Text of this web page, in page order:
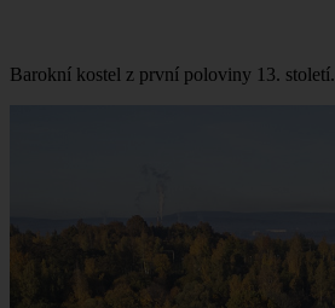
Barokní kostel z první poloviny 13. století.